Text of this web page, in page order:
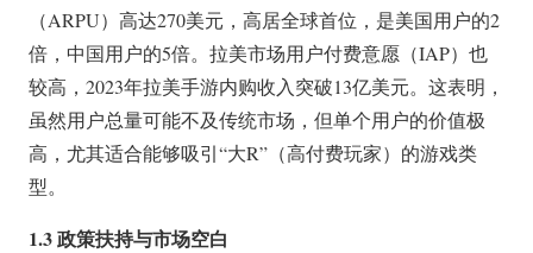
（ARPU）高达270美元，高居全球首位，是美国用户的2
倍，中国用户的5倍。拉美市场用户付费意愿（IAP）也
较高，2023年拉美手游内购收入突破13亿美元。这表明，
虽然用户总量可能不及传统市场，但单个用户的价值极
高，尤其适合能够吸引“大R”（高付费玩家）的游戏类
型。
1.3 政策扶持与市场空白